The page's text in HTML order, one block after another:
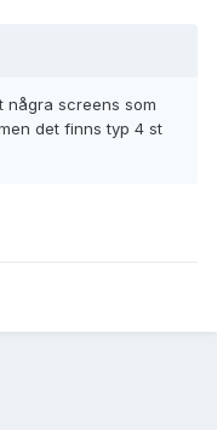
några screens som
det finns typ 4 st